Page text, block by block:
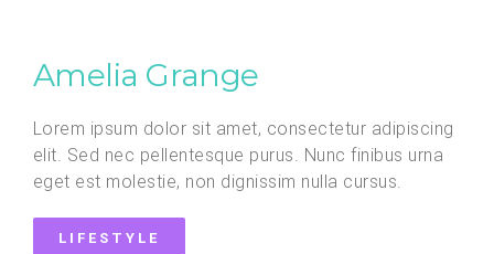
Amelia Grange
Lorem ipsum dolor sit amet, consectetur adipiscing
elit. Sed nec pellentesque purus. Nunc finibus urna
eget est molestie, non dignissim nulla cursus.
LIFESTYLE